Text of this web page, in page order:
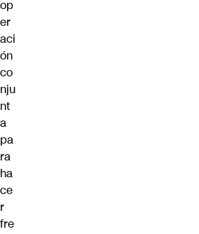
op
er
aci
ón
co
nju
nt
a
pa
ra
ha
ce
r
fre